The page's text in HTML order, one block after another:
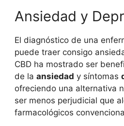
Ansiedad y
El diagnóstico de una
puede traer consigo
CBD ha mostrado ser
de la ansiedad y síntomas
ofreciendo una alternativa
ser menos perjudicial que
farmacológicos